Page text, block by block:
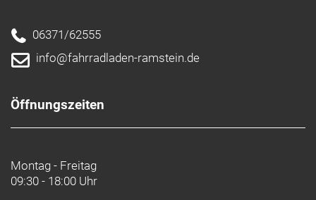
06371/62555
info@fahrradladen-ramstein.de
Öffnungszeiten
Montag - Freitag
09:30 - 18:00 Uhr